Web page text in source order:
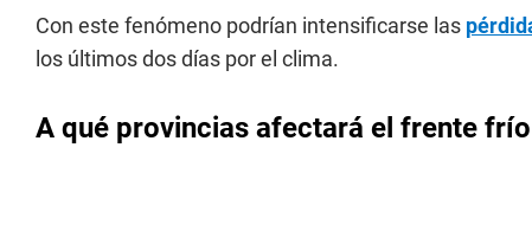
Con este fenómeno podrían intensificarse las
los últimos dos días por el clima.
A qué provincias afectará el frente